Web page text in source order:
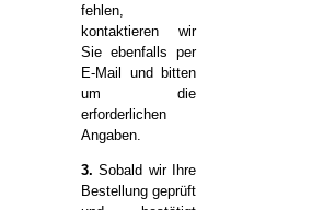
fehlen,
kontaktieren wir
Sie ebenfalls per
E-Mail und bitten
um die
erforderlichen
Angaben.
3. Sobald wir Ihre
Bestellung geprüft